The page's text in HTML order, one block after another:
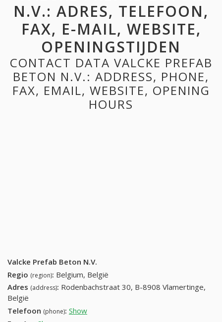
N.V.: ADRES, TELEFOON,
FAX, E-MAIL, WEBSITE,
OPENINGSTIJDEN
CONTACT DATA VALCKE PREFAB
BETON N.V.: ADDRESS, PHONE,
FAX, EMAIL, WEBSITE, OPENING
HOURS
Valcke Prefab Beton N.V.
Regio (region): Belgium, België
Adres (address): Rodenbachstraat 30, B-8908 Vlamertinge,
België
Telefoon (phone): Show